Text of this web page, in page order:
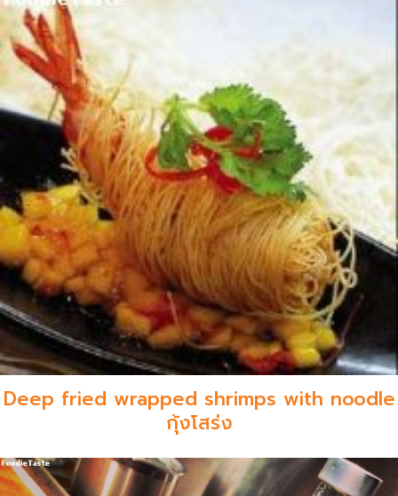
Deep fried wrapped shrimps with noodle
กุ้งโสร่ง